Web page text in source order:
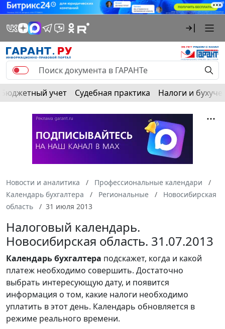
Бюджетный учет Судебная практика Налоги и
Новости и аналитика
Профессиональные календари
Календарь бухгалтера
Региональные
Новосибирская
область
31 июля 2013
Налоговый календарь.
Новосибирская область. 31.07.2013
Календарьбухгалтера подскажет, когда и какой
платеж необходимо совершить. Достаточно
выбрать интересующую дату, и появится
информация о том, какие налоги необходимо
уплатить в этот день. Календарь обновляется в
режиме реального времени.